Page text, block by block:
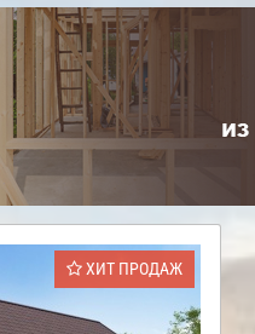
ХИТ ПРОДАЖ